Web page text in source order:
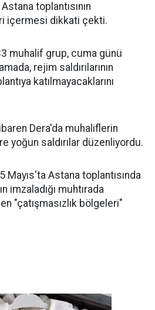
toplantısının
içermesi dikkati çekti.
muhalif grup, cuma günü
rejim saldırılarının
katılmayacaklarını
Dera'da muhaliflerin
yoğun saldırılar düzenliyordu.
Mayıs'ta Astana toplantısında
imzaladığı muhtırada
"çatışmasızlık bölgeleri"